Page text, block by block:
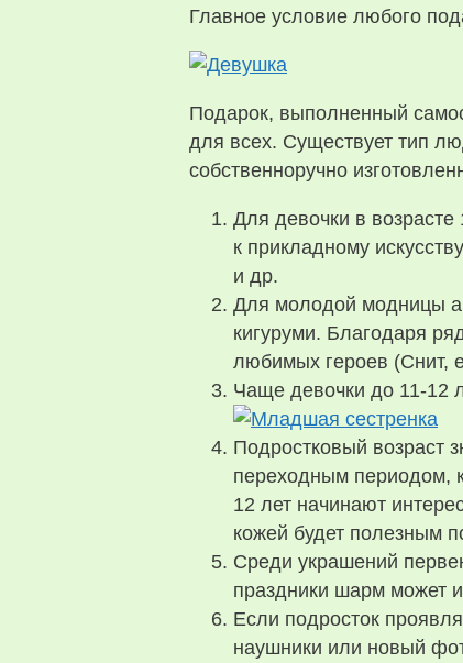
Главное условие любого
Подарок, выполненный
для всех. Существует тип
собственноручно
Для девочки в возрасте
к прикладному
и др.
Для молодой модницы
кигуруми. Благодаря
любимых героев (Снит,
Чаще девочки до 11-12
Подростковый возраст
переходным периодом,
12 лет начинают
кожей будет полезным
Среди украшений
праздники шарм может
Если подросток
наушники или новый